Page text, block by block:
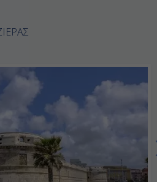
( Βαλεαρίδες ),
Βαρκελώνη, Ισπανία